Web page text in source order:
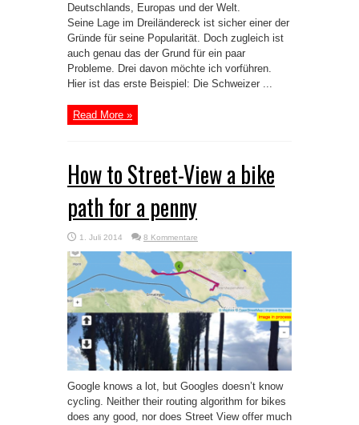
Deutschlands, Europas und der Welt.
Seine Lage im Dreiländereck ist sicher einer der
Gründe für seine Popularität. Doch zugleich ist
auch genau das der Grund für ein paar
Probleme. Drei davon möchte ich vorführen.
Hier ist das erste Beispiel: Die Schweizer ...
Read More »
How to Street-View a bike
path for a penny
1. Juli 2014 8 Kommentare
Google knows a lot, but Googles doesn’t know
cycling. Neither their routing algorithm for bikes
does any good, nor does Street View offer much